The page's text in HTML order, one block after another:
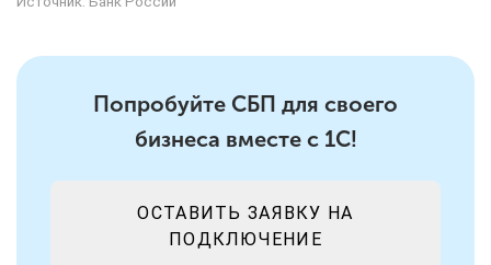
Попробуйте СБП для своего
бизнеса вместе с 1С!
ОСТАВИТЬ ЗАЯВКУ НА
ПОДКЛЮЧЕНИЕ